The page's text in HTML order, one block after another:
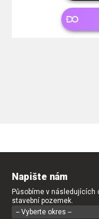
Napište nám
Působíme v následujících
stavební pozemek.